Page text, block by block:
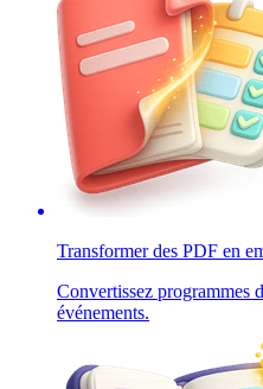
Transformer des PDF en
Convertissez programmes
événements.